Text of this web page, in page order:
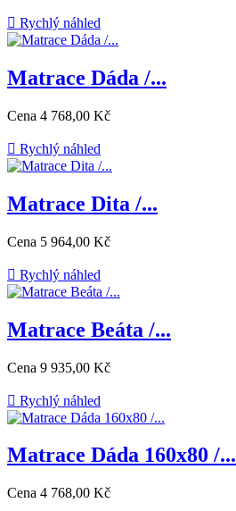
 Rychlý náhled
Matrace Dáda /...
Cena 4 768,00 Kč
 Rychlý náhled
Matrace Dita /...
Cena 5 964,00 Kč
 Rychlý náhled
Matrace Beáta /...
Cena 9 935,00 Kč
 Rychlý náhled
Matrace Dáda 160x80 /...
Cena 4 768,00 Kč